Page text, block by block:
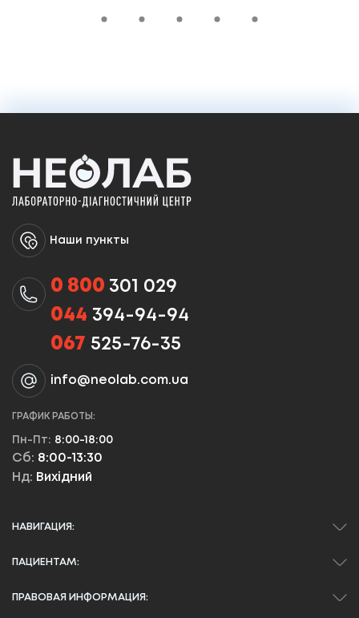
Наши пункты
0 800 301 029
044 394-94-94
067 525-76-35
info@neolab.com.ua
ГРАФИК РАБОТЫ:
Пн-Пт: 8:00-18:00
Сб: 8:00-13:30
Нд: Вихідний
НАВИГАЦИЯ:
ПАЦИЕНТАМ:
ПРАВОВАЯ ИНФОРМАЦИЯ: